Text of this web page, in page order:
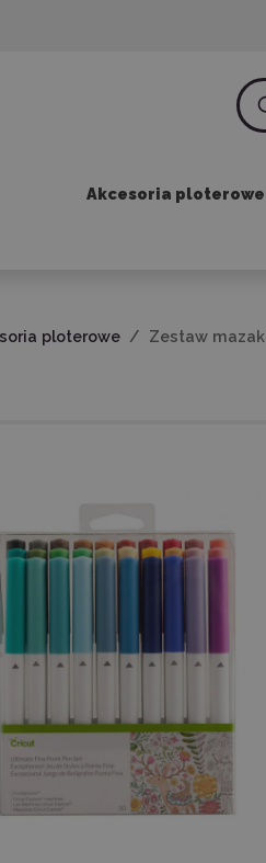
Akcesoria ploterowe
ploterowe Zestaw